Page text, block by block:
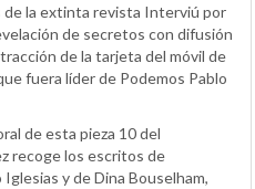
de la extinta revista Interviú por
de secretos con difusión
de la tarjeta del móvil de
fuera líder de Podemos Pablo
de esta pieza 10 del
recoge los escritos de
Iglesias y de Dina Bouselham,